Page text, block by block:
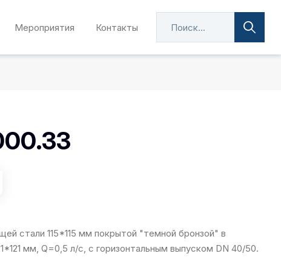
Мероприятия Контакты
стали 115*115 мм покрытой "темной бронзой" в
мм, Q=0,5 л/с, с горизонтальным выпуском DN 40/50.